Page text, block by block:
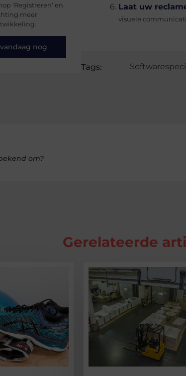
‘Registreren’ en
meer
nog
Laat uw
visuele
Tags:
om?
Gerelateerde